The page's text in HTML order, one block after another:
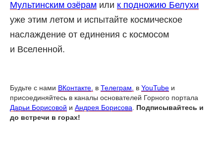
Мультинским озёрам или к подножию Белухи
уже этим летом и испытайте космическое
наслаждение от единения с космосом
и Вселенной.
Будьте с нами ВКонтакте, в Телеграм, в YouTube и
присоединяйтесь в каналы основателей Горного портала
Дарьи Борисовой и Андрея Борисова
Подписывайтесь и
до встречи в горах!